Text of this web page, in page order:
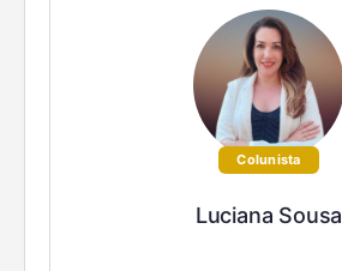
Colunista
Luciana Sousa